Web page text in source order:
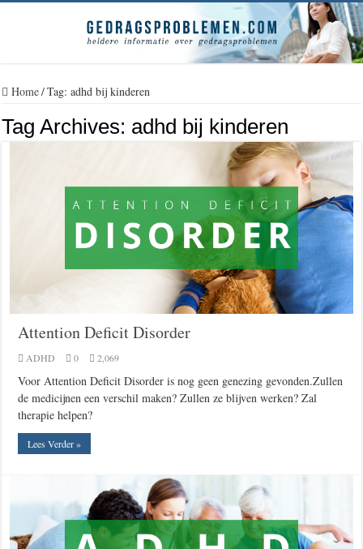
Home/Tag:adhd bij kinderen
Tag Archives: adhd bij kinderen
Attention Deficit Disorder
ADHD 0 2,069
Voor Attention Deficit Disorder is nog geen genezing gevonden.Zullen
de medicijnen een verschil maken? Zullen ze blijven werken? Zal
therapie helpen?
Lees Verder »